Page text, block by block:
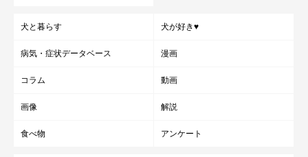
犬と暮らす 犬が好き♥
病気・症状データベース 漫画
コラム 動画
画像 解説
食べ物 アンケート